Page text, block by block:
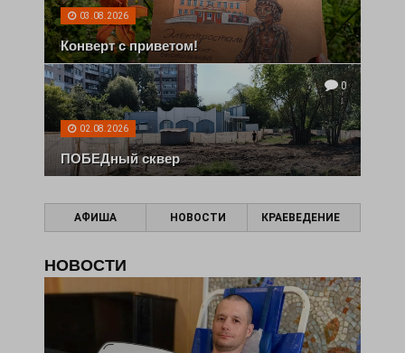
03.08.2026
Конверт с приветом!
0
02.08.2026
ПОБЕДный сквер
АФИША НОВОСТИ КРАЕВЕДЕНИЕ
НОВОСТИ